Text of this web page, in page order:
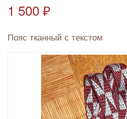
1 500 ₽
Пояс тканный с текстом